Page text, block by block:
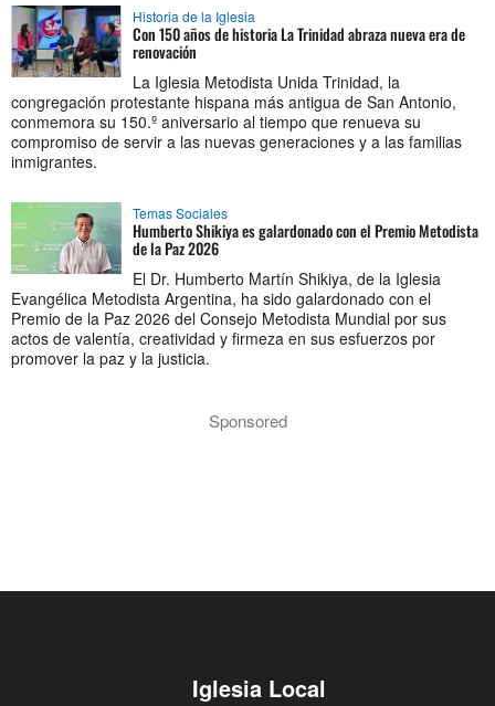
Historia de la Iglesia
Con 150 años de historia La Trinidad abraza nueva era de
renovación
La Iglesia Metodista Unida Trinidad, la
congregación protestante hispana más antigua de San Antonio,
conmemora su 150.º aniversario al tiempo que renueva su
compromiso de servir a las nuevas generaciones y a las familias
inmigrantes.
Temas Sociales
Humberto Shikiya es galardonado con el Premio Metodista
de la Paz 2026
El Dr. Humberto Martín Shikiya, de la Iglesia
Evangélica Metodista Argentina, ha sido galardonado con el
Premio de la Paz 2026 del Consejo Metodista Mundial por sus
actos de valentía, creatividad y firmeza en sus esfuerzos por
promover la paz y la justicia.
Sponsored
Iglesia Local